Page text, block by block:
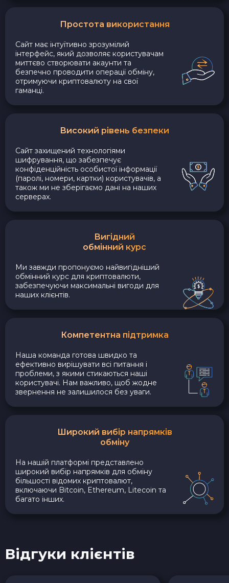
Простота використання
Сайт має інтуїтивно зрозумілий
інтерфейс, який дозволяє користувачам
миттєво створювати акаунти та
безпечно проводити операції обміну,
отримуючи криптовалюту на свої
гаманці.
Високий рівень безпеки
Сайт захищений технологіями
шифрування, що забезпечує
конфіденційність особистої інформації
(паролі, номери, картки) користувачів, а
також ми не зберігаємо дані на наших
серверах.
Вигідний
обмінний курс
Ми завжди пропонуємо найвигідніший
обмінний курс для криптовалюти,
забезпечуючи максимальні вигоди для
наших клієнтів.
Компетентна підтримка
Наша команда готова швидко та
ефективно вирішувати всі питання і
проблеми, з якими стикаються наші
користувачі. Нам важливо, щоб жодне
звернення не залишилося без уваги.
Широкий вибір напрямків
обміну
На нашій платформі представлено
широкий вибір напрямків для обміну
більшості відомих криптовалют,
включаючи Bitcoin, Ethereum, Litecoin та
багато інших.
Відгуки клієнтів